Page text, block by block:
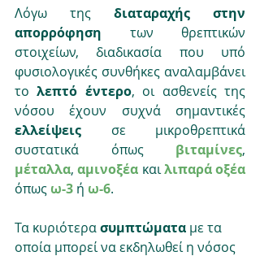
Λόγω της διαταραχής στην
απορρόφηση των θρεπτικών
στοιχείων, διαδικασία που υπό
φυσιολογικές συνθήκες αναλαμβάνει
το λεπτό έντερο, οι ασθενείς της
ελλείψεις σε μικροθρεπτικά
συστατικά όπως βιταμίνες
μέταλλα, αμινοξέα και λιπαρά οξέα
όπως ω-3 ή ω-6.
Τα κυριότερα συμπτώματα με τα
οποία μπορεί να εκδηλωθεί η νόσος